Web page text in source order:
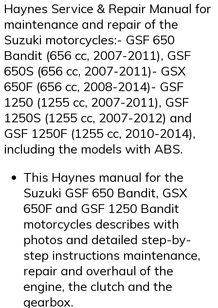
Haynes Service & Repair Manual for
maintenance and repair of the
Suzuki motorcycles:- GSF 650
Bandit (656 cc, 2007-2011), GSF
650S (656 cc, 2007-2011)- GSX
650F (656 cc, 2008-2014)- GSF
1250 (1255 cc, 2007-2011), GSF
1250S (1255 cc, 2007-2012) and
GSF 1250F (1255 cc, 2010-2014),
including the models with ABS.
This Haynes manual for the
Suzuki GSF 650 Bandit, GSX
650F and GSF 1250 Bandit
motorcycles describes with
photos and detailed step-by-
step instructions maintenance,
repair and overhaul of the
engine, the clutch and the
gearbox.